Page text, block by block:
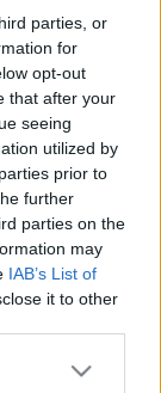
parties, or
for
opt-out
that after your
seeing
utilized by
prior to
further
parties on the
may
IAB’s List of
it to other
more Google
a
már
fazékba.